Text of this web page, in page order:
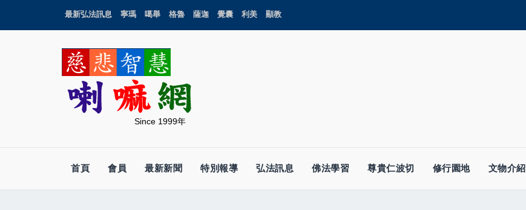
最新弘法訊息 寧瑪 噶舉 格魯 薩迦 覺囊 利美 顯教
Since 1999年
首頁 會員 最新新聞 特別報導 弘法訊息 佛法學習 尊貴仁波切 修行園地 文物介紹